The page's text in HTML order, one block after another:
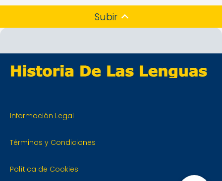
Subir
Información Legal
Términos y Condiciones
Política de Cookies